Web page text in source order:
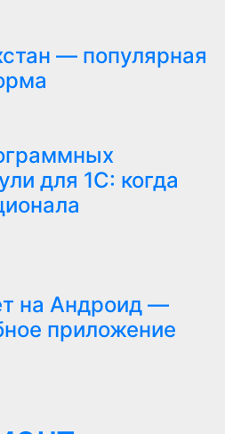
— популярная
для 1С: когда
на Андроид —
приложение